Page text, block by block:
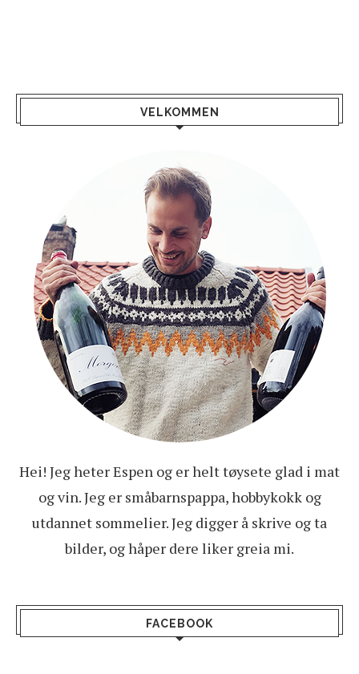
VELKOMMEN
Hei! Jeg heter Espen og er helt tøysete glad i mat
og vin. Jeg er småbarnspappa, hobbykokk og
utdannet sommelier. Jeg digger å skrive og ta
bilder, og håper dere liker greia mi.
FACEBOOK